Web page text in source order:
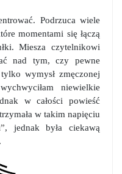
Podrzuca wiele
momentami się łączą
Miesza czytelnikowi
nad tym, czy pewne
wymysł zmęczonej
niewielkie
w całości powieść
w takim napięciu
, jednak była ciekawą